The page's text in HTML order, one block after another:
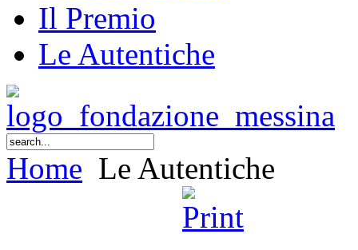
Il Premio
Le Autentiche
Home Le Autentiche